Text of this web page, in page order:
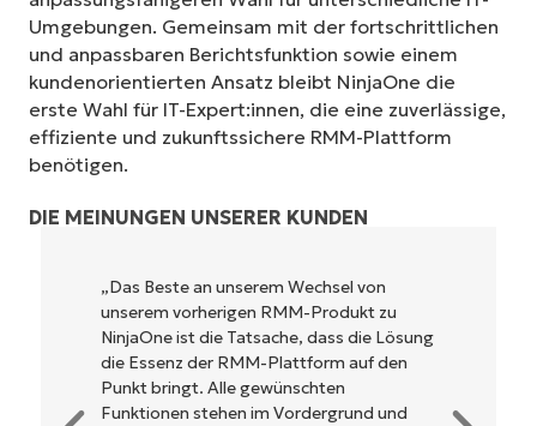
Umgebungen. Gemeinsam mit der fortschrittlichen
und anpassbaren Berichtsfunktion sowie einem
kundenorientierten Ansatz bleibt NinjaOne die
erste Wahl für IT-Expert:innen, die eine zuverlässige,
effiziente und zukunftssichere RMM-Plattform
benötigen.
DIE MEINUNGEN UNSERER KUNDEN
NinjaOne ist unglaublich leicht zu bedienen
und kombiniert ein schnelles Interface mit
leistungsstarken Funktionen im Backend.
Es muss nicht erst kompliziert eingerichtet
werden und verzichtet auf eine komplexe
Steuerung. Alle Optionen und Tools sind